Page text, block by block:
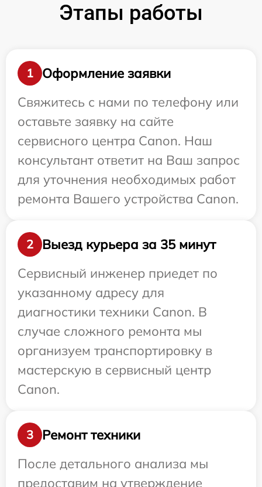
Этапы работы
1
Оформление заявки
Свяжитесь с нами по телефону или
оставьте заявку на сайте
сервисного центра Canon. Наш
консультант ответит на Ваш запрос
для уточнения необходимых работ
ремонта Вашего устройства Canon.
2
Выезд курьера за 35 минут
Сервисный инженер приедет по
указанному адресу для
диагностики техники Canon. В
случае сложного ремонта мы
организуем транспортировку в
мастерскую в сервисный центр
Canon.
3
Ремонт техники
После детального анализа мы
предоставим на утверждение